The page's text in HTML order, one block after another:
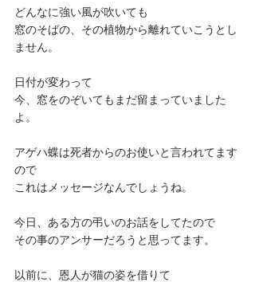
どんなに強い風が吹いても
窓のそばの、その植物から離れていこうとし
ません。
日付が変わって
今、窓をのぞいてもまだ留まっていました
よ。
アゲハ蝶は死者からのお使いと言われてます
ので
これはメッセージなんでしょうね。
今日、ある方の弔いのお話をしてたので
その事のアンサーだろうと思ってます。
以前に、恩人が猫の姿を借りて